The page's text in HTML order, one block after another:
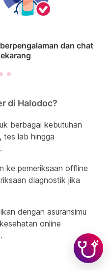
dan chat
di Halodoc?
berbagai kebutuhan
tes lab hingga
ke pemeriksaan offline
diagnostik jika
dengan asuransimu
online